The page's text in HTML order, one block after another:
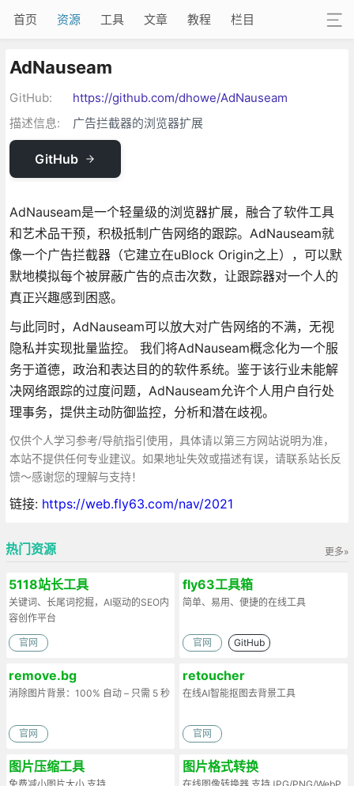
首页 资源 工具 文章 教程 栏目
AdNauseam
GitHub:
https://github.com/dhowe/AdNauseam
描述信息:
广告拦截器的浏览器扩展
GitHub
AdNauseam是一个轻量级的浏览器扩展，融合了软件工具
和艺术品干预，积极抵制广告网络的跟踪。AdNauseam就
像一个广告拦截器（它建立在uBlock Origin之上），可以默
默地模拟每个被屏蔽广告的点击次数，让跟踪器对一个人的
真正兴趣感到困惑。
与此同时，AdNauseam可以放大对广告网络的不满，无视
隐私并实现批量监控。 我们将AdNauseam概念化为一个服
务于道德，政治和表达目的的软件系统。鉴于该行业未能解
决网络跟踪的过度问题，AdNauseam允许个人用户自行处
理事务，提供主动防御监控，分析和潜在歧视。
仅供个人学习参考/导航指引使用，具体请以第三方网站说明为准，
本站不提供任何专业建议。如果地址失效或描述有误，请联系站长反
馈～感谢您的理解与支持！
链接: https://web.fly63.com/nav/2021
更多»
热门资源
5118站长工具
关键词、长尾词挖掘，AI驱动的SEO内
容创作平台
官网
fly63工具箱
简单、易用、便捷的在线工具
官网 GitHub
remove.bg
消除图片背景：100% 自动 – 只需 5 秒
官网
retoucher
在线AI智能抠图去背景工具
官网
图片压缩工具 图片格式转换